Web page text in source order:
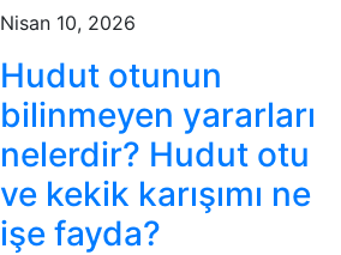
Nisan 10, 2026
Hudut otunun
bilinmeyen yararları
nelerdir? Hudut otu
ve kekik karışımı ne
işe fayda?